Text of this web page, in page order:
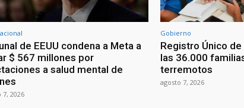
de EEUU condena a Meta a
$ 567 millones por
a salud mental de
7, 2026
Gobierno
Registro Único
las 36.000
terremotos
agosto 7, 2026